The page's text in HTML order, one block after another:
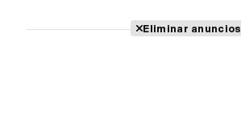
Eliminar anuncios